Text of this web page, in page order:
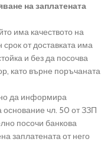
на заплатената
има качеството на
от доставката има
и без да посочва
като върне поръчаната
да информира
чл. 50 от ЗЗП
посочи банкова
заплатената от него